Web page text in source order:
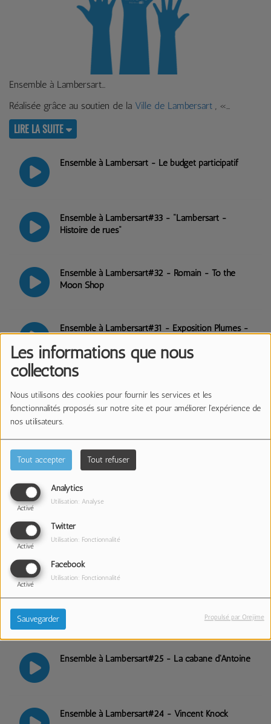
Les informations que nous
collectons
Nous utilisons des cookies pour fournir les services et les
fonctionnalités proposés sur notre site et pour améliorer l'expérience de
nos utilisateurs.
Tout accepter Tout refuser
Analytics
Activé
Utilisation: Analyse
Twitter
Activé
Utilisation: Fonctionnalité
Facebook
Activé
Utilisation: Fonctionnalité
Sauvegarder Propulsé par Orejime
Ensemble à Lambersart
Réalisée grâce au soutien de la Ville de Lambersart , «
LIRE LA SUITE
Ensemble à Lambersart - Le budget participatif
Ensemble à Lambersart#33 - "Lambersart -
Histoire de rues"
Ensemble à Lambersart#32 - Romain - To the
Moon Shop
Ensemble à Lambersart#31 - Exposition Plumes -
Lambersart
Ensemble à Lambersart#29 - Spectacle "Et Dieu
créa le Swing!"
Ensemble à Lambersart#28 - Théâtre Badasa
Patrimoine culturel
Ensemble à Lambersart#25 - La cabane d'Antoine
Ensemble à Lambersart#24 - Vincent Knock